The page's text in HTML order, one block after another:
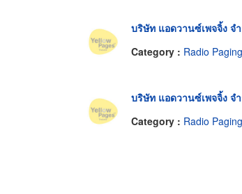
บริษัท แอดวานซ์เพจจิ้ง จ
Category : Radio Paging &
บริษัท แอดวานซ์เพจจิ้ง จ
Category : Radio Paging &